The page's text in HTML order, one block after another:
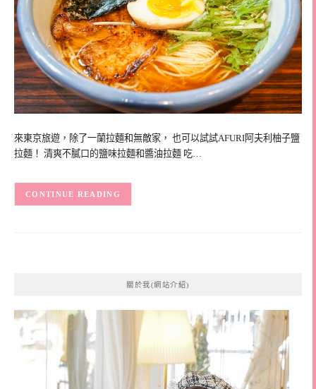
來東京旅遊，除了一蘭拉麵和無敵家， 也可以試試AFURI阿夫利柚子鹽
拉麵！ 清爽不膩口的鹽味拉麵和醬油拉麵 吃…
CONTINUE READING
關於我(網站介紹)